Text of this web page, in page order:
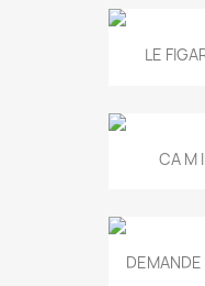
LE
CA M
DEMANDE